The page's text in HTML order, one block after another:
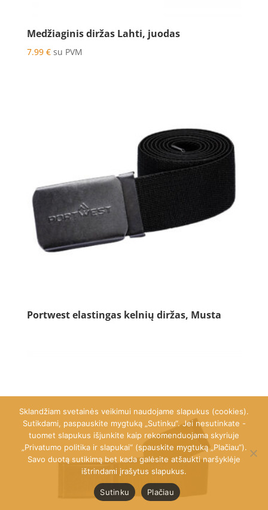
Medžiaginis diržas Lahti, juodas
7.99 € su PVM
Portwest elastingas kelnių diržas, Musta
Sklandžiam svetainės veikimui naudojame slapukus (cookies).
Sutikdami, paspauskite mygtuką „Sutinku“. Jei nesutinkate -
tuomet slapukus išjunkite kaip rekomenduojama skyriuje
„Privatumo politika ir slapukai“ (spauskite mygtuką „Plačiau“).
Savo duotą sutikimą bet kada galėsite atšaukti naršyklėje
ištrindami įrašytus slapukus.
Sutinku Plačiau